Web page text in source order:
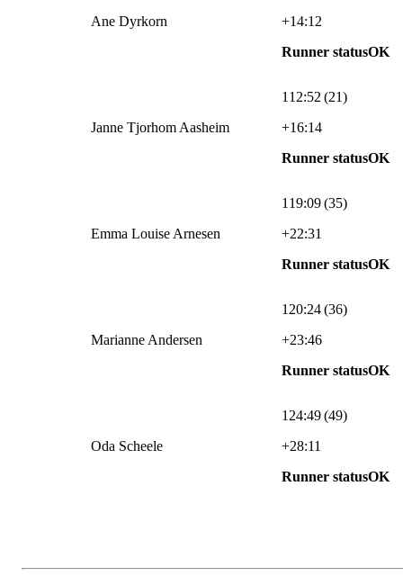
Ane Dyrkorn
+14:12
Runner statusOK
Janne Tjorhom Aasheim
112:52 (21)
+16:14
Runner statusOK
Emma Louise Arnesen
119:09 (35)
+22:31
Runner statusOK
Marianne Andersen
120:24 (36)
+23:46
Runner statusOK
Oda Scheele
124:49 (49)
+28:11
Runner statusOK